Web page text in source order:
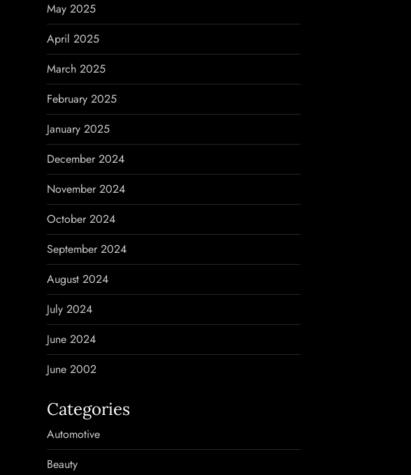
May 2025
April 2025
March 2025
February 2025
January 2025
December 2024
November 2024
October 2024
September 2024
August 2024
July 2024
June 2024
June 2002
Categories
Automotive
Beauty